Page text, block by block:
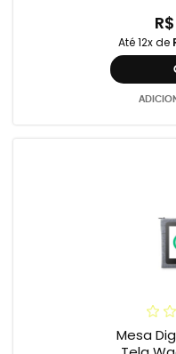
Até 12x de
Mesa